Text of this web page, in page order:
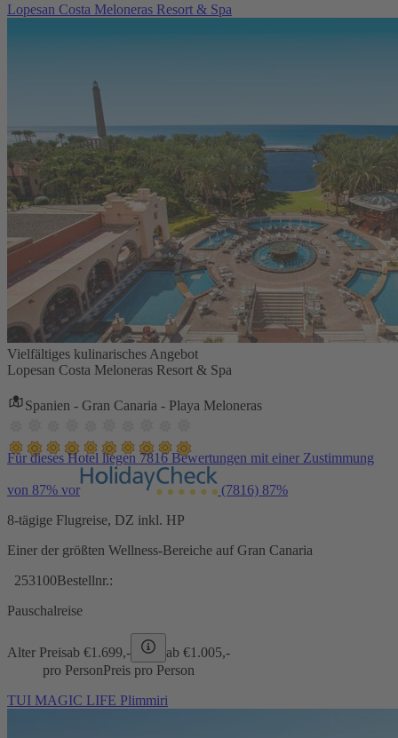
Lopesan Costa Meloneras Resort & Spa
Vielfältiges kulinarisches Angebot
Lopesan Costa Meloneras Resort & Spa
Spanien - Gran Canaria - Playa Meloneras
Für dieses Hotel liegen 7816 Bewertungen mit einer Zustimmung
von 87% vor (7816) 87%
8-tägige Flugreise, DZ inkl. HP
Einer der größten Wellness-Bereiche auf Gran Canaria
253100Bestellnr.:
Pauschalreise
Alter Preisab €1.699,- ab €1.005,-
pro PersonPreis pro Person
TUI MAGIC LIFE Plimmiri